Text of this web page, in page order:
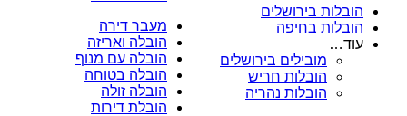
הובלות בירושלים
הובלות בחיפה
עוד…
מובילים בירושלים
הובלות חריש
הובלות נהריה
מעבר דירה
הובלה ואריזה
הובלה עם מנוף
הובלה בטוחה
הובלה זולה
הובלת דירות